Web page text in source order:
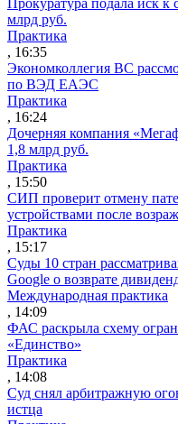
Прокуратура подала иск
млрд руб.
Практика
, 16:35
Экономколлегия ВС
по ВЭД ЕАЭС
Практика
, 16:24
Дочерняя компания
1,8 млрд руб.
Практика
, 15:50
СИП проверит отмену
устройствами после
Практика
, 15:17
Суды 10 стран
Google о возврате
Международная практика
, 14:09
ФАС раскрыла схему
«Единство»
Практика
, 14:08
Суд снял арбитражную
истца